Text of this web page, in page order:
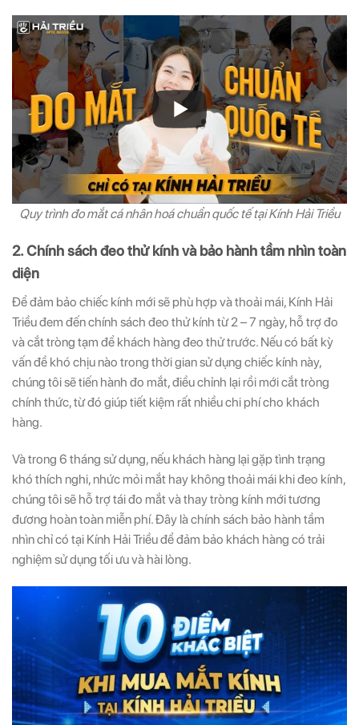
Quy trình đo mắt cá nhân hoá chuẩn quốc tế tại Kính Hải Triều
2. Chính sách đeo thử kính và bảo hành tầm nhìn toàn
diện
Để đảm bảo chiếc kính mới sẽ phù hợp và thoải mái, Kính Hải
Triều đem đến chính sách đeo thử kính từ 2 – 7 ngày, hỗ trợ đo
và cắt tròng tạm để khách hàng đeo thử trước. Nếu có bất kỳ
vấn đề khó chịu nào trong thời gian sử dụng chiếc kính này,
chúng tôi sẽ tiến hành đo mắt, điều chỉnh lại rồi mới cắt tròng
chính thức, từ đó giúp tiết kiệm rất nhiều chi phí cho khách
hàng.
Và trong 6 tháng sử dụng, nếu khách hàng lại gặp tình trạng
khó thích nghi, nhức mỏi mắt hay không thoải mái khi đeo kính,
chúng tôi sẽ hỗ trợ tái đo mắt và thay tròng kính mới tương
đương hoàn toàn miễn phí. Đây là chính sách bảo hành tầm
nhìn chỉ có tại Kính Hải Triều để đảm bảo khách hàng có trải
nghiệm sử dụng tối ưu và hài lòng.